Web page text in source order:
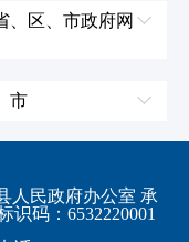
、区、市政府网
江苏省
市
皮山县
策勒县
人民政府办公室 承
码：6532220001